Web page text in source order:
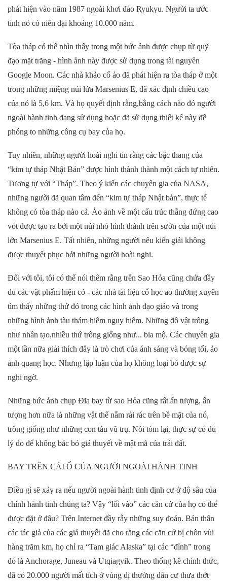
phát hiện vào năm 1987 ngoài khơi đảo Ryukyu. Người ta ước
tính nó có niên đại khoảng 10.000 năm.
Tòa tháp có thể nhìn thấy trong một bức ảnh được chụp từ quỹ
đạo mặt trăng - hình ảnh này được sử dụng trong tài nguyên
Google Moon. Các nhà khảo cổ ảo đã phát hiện ra tòa tháp ở một
trong những miệng núi lửa Marsenius E, đã xác định chiều cao
của nó là 5,6 km. Và họ quyết định rằng,bằng cách nào đó người
ngoài hành tinh đang sử dụng hoặc đã sử dụng thiết kế này để
phóng to những công cụ bay của họ.
Tuy nhiên, những người hoài nghi tin rằng các bậc thang của
“kim tự tháp Nhật Bản” được hình thành thành một cách tự nhiên.
Tương tự với “Tháp”. Theo ý kiến các chuyên gia của NASA,
những người đã quan tâm đến “kim tự tháp Nhật bản”, thực tế
không có tòa tháp nào cả. Ảo ảnh về một cấu trúc thẳng đứng cao
vót được tạo ra bởi một núi nhỏ hình thành trên sườn của một núi
lớn Marsenius E. Tất nhiên, những người nêu kiến giải không
được thuyết phục bởi những người hoài nghi.
Đối với tôi, tôi có thể nói thêm rằng trên Sao Hỏa cũng chứa đầy
đủ các vật phẩm hiện có - các nhà tài liệu cổ học ảo thường xuyên
tìm thấy những thứ đó trong các hình ảnh đạo giáo và trong
những hình ảnh tàu thám hiểm nguy hiểm. Những đồ vật trông
như nhân tạo,nhiều thứ trông giống như... bia mộ. Các chuyên gia
một lần nữa giải thích đây là trò chơi của ánh sáng và bóng tối, ảo
ảnh quang học. Nhưng lập luận của họ không loại bỏ được sự
nghi ngờ.
Những bức ảnh chụp Đĩa bay từ sao Hỏa cũng rất ấn tượng, ấn
tượng hơn nữa là những vật thể nằm rải rác trên bề mặt của nó,
trông giống như những con tàu vũ trụ. Nói tóm lại, thực sự có đủ
lý do để không bác bỏ giả thuyết về mật mã của trái đất.
BAY TRÊN CÁI Ổ CỦA NGƯỜI NGOÀI HÀNH TINH
Điều gì sẽ xảy ra nếu người ngoài hành tinh định cư ở độ sâu của
chính hành tinh chúng ta? Vậy “lối vào” các căn cứ của họ có thể
được đặt ở đâu? Trên Internet đầy rẫy những suy đoán. Bản thân
các tác giả của các giả thuyết đã cho rằng các căn cứ bị chôn vùi
hàng trăm km, họ chỉ ra “Tam giác Alaska” tại các “đỉnh” trong
đó là Anchorage, Juneau và Utqiagvik. Theo thống kê chính thức,
đã có 20.000 người mất tích ở vùng dị thường dân cư thưa thớt